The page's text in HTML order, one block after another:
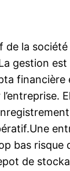
la
gestion
bas
de